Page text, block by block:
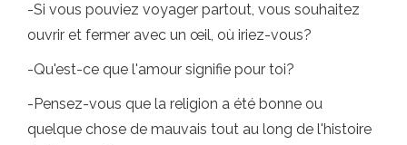
-Si vous pouviez voyager partout, vous souhaitez
ouvrir et fermer avec un œil, où iriez-vous?
-Qu'est-ce que l'amour signifie pour toi?
-Pensez-vous que la religion a été bonne ou
quelque chose de mauvais tout au long de l'histoire